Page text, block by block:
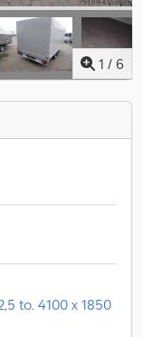
1 / 6
to. 4100 x 1850